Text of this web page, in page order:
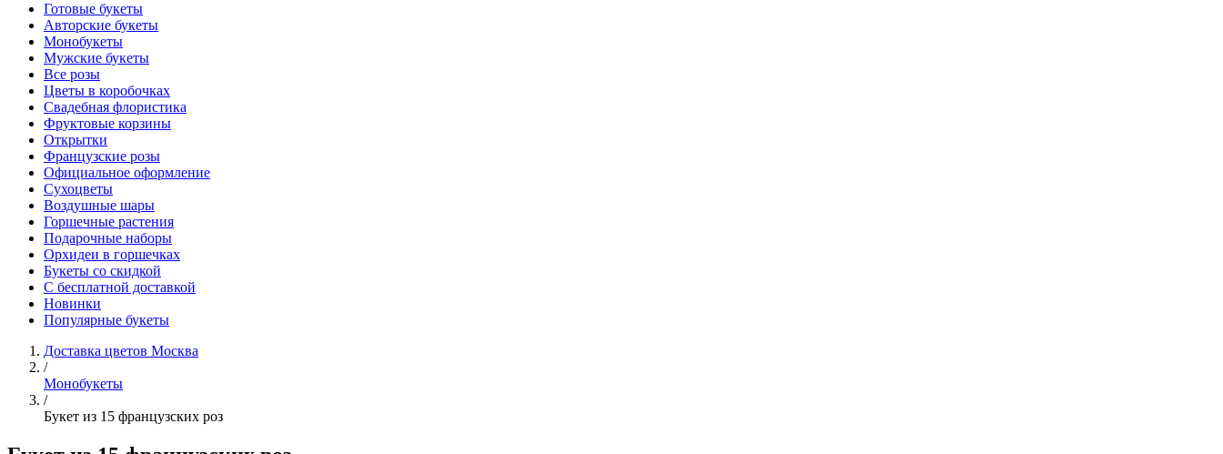
Готовые букеты
Авторские букеты
Монобукеты
Мужские букеты
Все розы
Цветы в коробочках
Свадебная флористика
Фруктовые корзины
Открытки
Французские розы
Официальное оформление
Сухоцветы
Воздушные шары
Горшечные растения
Подарочные наборы
Орхидеи в горшечках
Букеты со скидкой
С бесплатной доставкой
Новинки
Популярные букеты
Доставка цветов Москва
/
Монобукеты
/
Букет из 15 французских роз